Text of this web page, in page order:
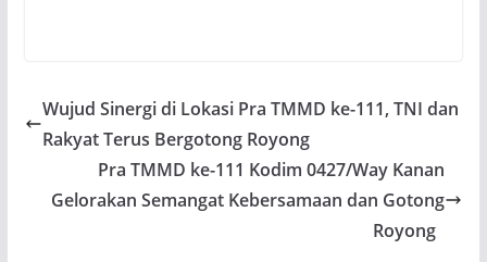
Wujud Sinergi di Lokasi Pra TMMD ke-111, TNI dan
Rakyat Terus Bergotong Royong
Pra TMMD ke-111 Kodim 0427/Way Kanan
Gelorakan Semangat Kebersamaan dan Gotong
Royong